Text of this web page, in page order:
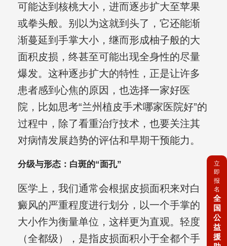
可能达到核桃大小，进而逐步扩大至苹果
或拳头般。别以为这就到头了，它还能渐
渐蔓延到手掌大小，继而形成柚子般的大
面积皮损，终甚至可能出现全身性的尽量
爆发。这种逐步扩大的特性，正是让许多
患者感到心焦的原因，也选择一家好医
院，比如思考“兰州植皮手术哪家医院好”的
过程中，除了看重治疗技术，也要关注其
对病情发展趋势的评估和早期干预能力。
分级与形态：白斑的“面孔”
医学上，我们通常会根据皮损面积来对白
癜风的严重程度进行划分，以一个手掌的
大小作为衡量单位，这样更为直观。轻度
（全都级），是指皮损面积小于全都个手
立
即
报
名
全
国
公
益
援